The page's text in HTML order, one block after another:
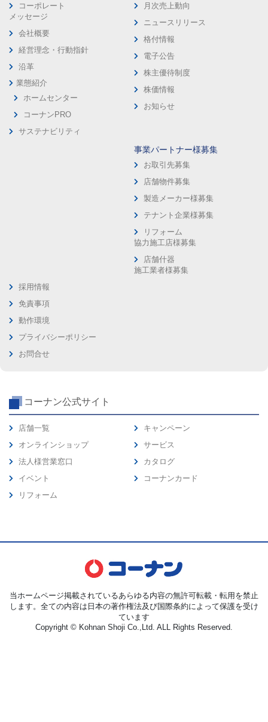
コーポレート
メッセージ
会社概要
経営理念・行動指針
沿革
業態紹介
ホームセンター
コーナンPRO
サステナビリティ
月次売上動向
ニュースリリース
格付情報
電子公告
株主優待制度
株価情報
お知らせ
事業パートナー様募集
お取引先募集
店舗物件募集
製造メーカー様募集
テナント企業様募集
リフォーム
協力施工店様募集
店舗什器
施工業者様募集
採用情報
免責事項
動作環境
プライバシーポリシー
お問合せ
コーナン公式サイト
店舗一覧
オンラインショップ
法人様営業窓口
イベント
リフォーム
キャンペーン
サービス
カタログ
コーナンカード
当ホームページ掲載されているあらゆる内容の無許可転載・転用を禁止
します。全ての内容は日本の著作権法及び国際条約によって保護を受け
ています
Copyright © Kohnan Shoji Co.,Ltd. ALL Rights Reserved.